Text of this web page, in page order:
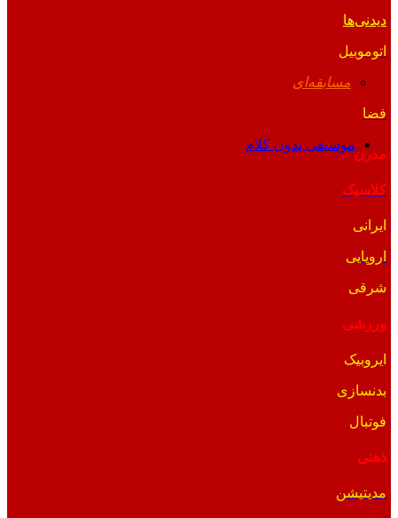
دیدنی‌ها
اتوموبیل
مسابقه‌ای
فضا
موسیقی بدون کلام
مدرن
کلاسیک
ایرانی
اروپایی
شرقی
ورزشی
ایروبیک
بدنسازی
فوتبال
ذهنی
مدیتیشن